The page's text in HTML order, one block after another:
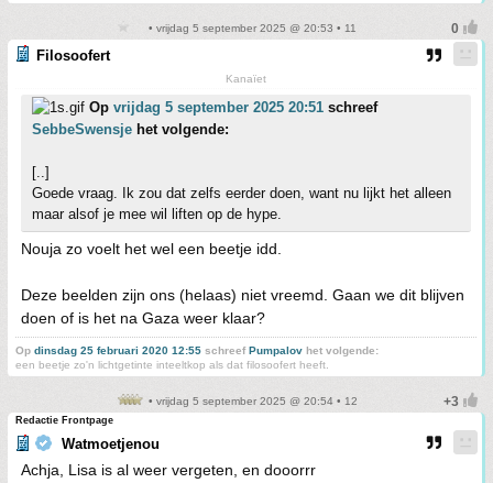
• vrijdag 5 september 2025 @ 20:53 • 11
Filosoofert
Kanaïet
Op vrijdag 5 september 2025 20:51 schreef
SebbeSwensje het volgende:
[..]
Goede vraag. Ik zou dat zelfs eerder doen, want nu lijkt het alleen
maar alsof je mee wil liften op de hype.
Nouja zo voelt het wel een beetje idd.
Deze beelden zijn ons (helaas) niet vreemd. Gaan we dit blijven
doen of is het na Gaza weer klaar?
Op dinsdag 25 februari 2020 12:55 schreefPumpalov het volgende:
een beetje zo'n lichtgetinte inteeltkop als dat filosoofert heeft.
• vrijdag 5 september 2025 @ 20:54 • 12
Redactie Frontpage
Watmoetjenou
Achja, Lisa is al weer vergeten, en dooorrr